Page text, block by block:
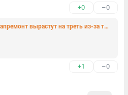
+0 –0
Дальше — сами. Взносы на капремонт вырастут на треть из-за того, что Смольный больше не скидывается (фото)
+1 –0